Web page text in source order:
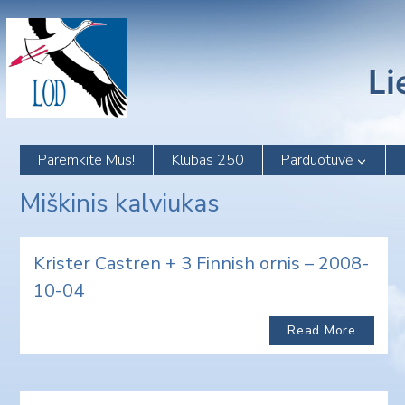
content
Paremkite Mus! Klubas 250 Parduotuvė
Miškinis kalviukas
Krister Castren + 3 Finnish ornis – 2008-
10-04
Read More